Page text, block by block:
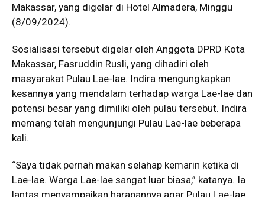
Makassar, yang digelar di Hotel Almadera, Minggu
(8/09/2024).
Sosialisasi tersebut digelar oleh Anggota DPRD Kota
Makassar, Fasruddin Rusli, yang dihadiri oleh
masyarakat Pulau Lae-lae. Indira mengungkapkan
kesannya yang mendalam terhadap warga Lae-lae dan
potensi besar yang dimiliki oleh pulau tersebut. Indira
memang telah mengunjungi Pulau Lae-lae beberapa
kali.
“Saya tidak pernah makan selahap kemarin ketika di
Lae-lae. Warga Lae-lae sangat luar biasa,” katanya. Ia
lantas menyampaikan harapannya agar Pulau Lae-lae